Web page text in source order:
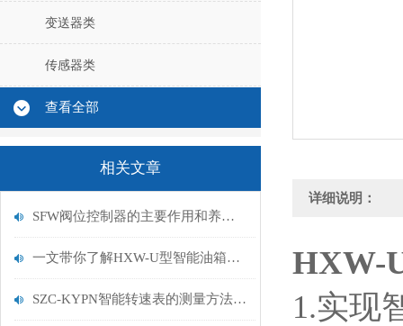
变送器类
传感器类
查看全部
相关文章
SFW阀位控制器的主要作用和养护工作为您详细介绍
一文带你了解HXW-U型智能油箱油位监控仪的应用以及功能说明
SZC-KYPN智能转速表的测量方法及使用注意事项
详细说明：
HXW-
1.实现